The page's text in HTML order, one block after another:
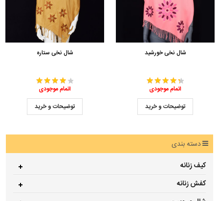
شال نخی خورشید
اتمام موجودی
توضیحات و خرید
شال نخی ستاره
اتمام موجودی
توضیحات و خرید
دسته بندی
کیف زنانه
کفش زنانه